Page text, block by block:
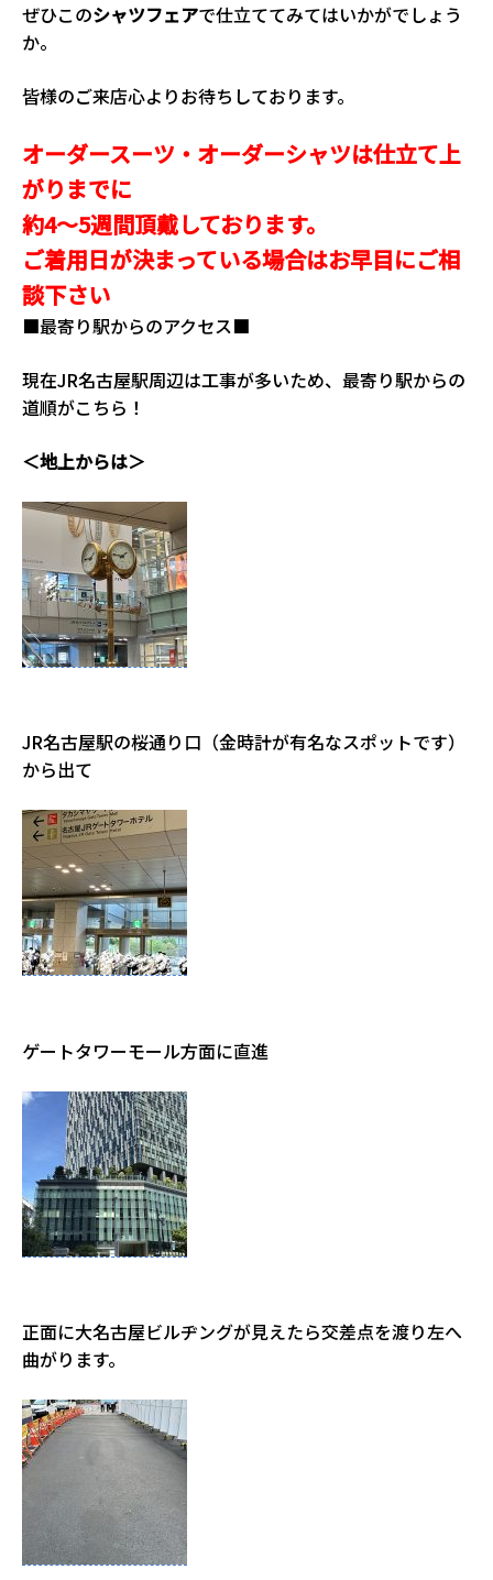
ぜひこのシャツフェアで仕立ててみてはいかがでしょう
か。
皆様のご来店心よりお待ちしております。
オーダースーツ・オーダーシャツは仕立て上
がりまでに
約4～5週間頂戴しております。
ご着用日が決まっている場合はお早目にご相
談下さい
■最寄り駅からのアクセス■
現在JR名古屋駅周辺は工事が多いため、最寄り駅からの
道順がこちら！
＜地上からは＞
JR名古屋駅の桜通り口（金時計が有名なスポットです）
から出て
ゲートタワーモール方面に直進
正面に大名古屋ビルヂングが見えたら交差点を渡り左へ
曲がります。